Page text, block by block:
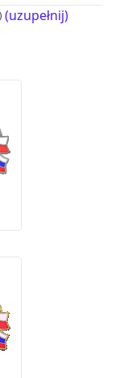
(uzupełnij)